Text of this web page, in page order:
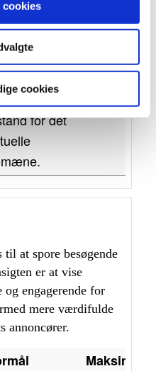
cookies
cookies
for det
at spore besøgende
er at vise
og engagerende for
mere værdifulde
annoncører.
Maksimal